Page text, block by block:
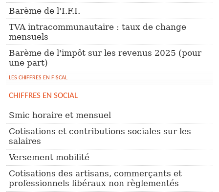
OUTILS PRATIQUES
NOTRE ÉQUIPE
ACCÈS COMPTE CLIENT
Barème de l'I.F.I.
TVA intracommunautaire : taux de change
mensuels
Barème de l'impôt sur les revenus 2025 (pour
une part)
LES CHIFFRES EN FISCAL
CHIFFRES EN SOCIAL
Smic horaire et mensuel
Cotisations et contributions sociales sur les
salaires
Versement mobilité
Cotisations des artisans, commerçants et
professionnels libéraux non règlementés